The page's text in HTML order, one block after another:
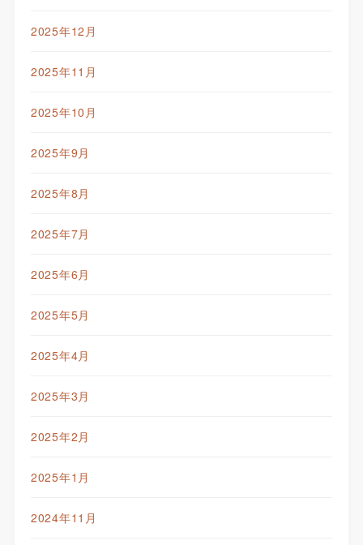
2025年12月
2025年11月
2025年10月
2025年9月
2025年8月
2025年7月
2025年6月
2025年5月
2025年4月
2025年3月
2025年2月
2025年1月
2024年11月